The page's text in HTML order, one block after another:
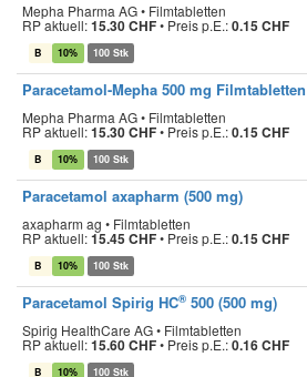
Mepha Pharma AG • Filmtabletten
RP aktuell:15.30 CHF• Preis p.E.:0.15 CHF
B 10% 100 Stk
Paracetamol-Mepha 500 mg
Mepha Pharma AG • Filmtabletten
RP aktuell:15.30 CHF• Preis p.E.:0.15 CHF
B 10% 100 Stk
Paracetamol axapharm (500 mg)
axapharm ag • Filmtabletten
RP aktuell:15.45 CHF• Preis p.E.:0.15 CHF
B 10% 100 Stk
Paracetamol Spirig HC® 500 (500 mg)
Spirig HealthCare AG • Filmtabletten
RP aktuell:15.60 CHF• Preis p.E.:0.16 CHF
B 10% 100 Stk